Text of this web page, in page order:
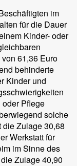
im
für die Dauer
Kinder- oder
61,36 Euro
behinderte
Kinder und
Pflege
solche
die Zulage 30,68
Werkstatt für
im Sinne des
Zulage 40,90